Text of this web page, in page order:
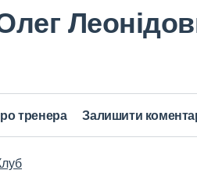
тренера Залишити